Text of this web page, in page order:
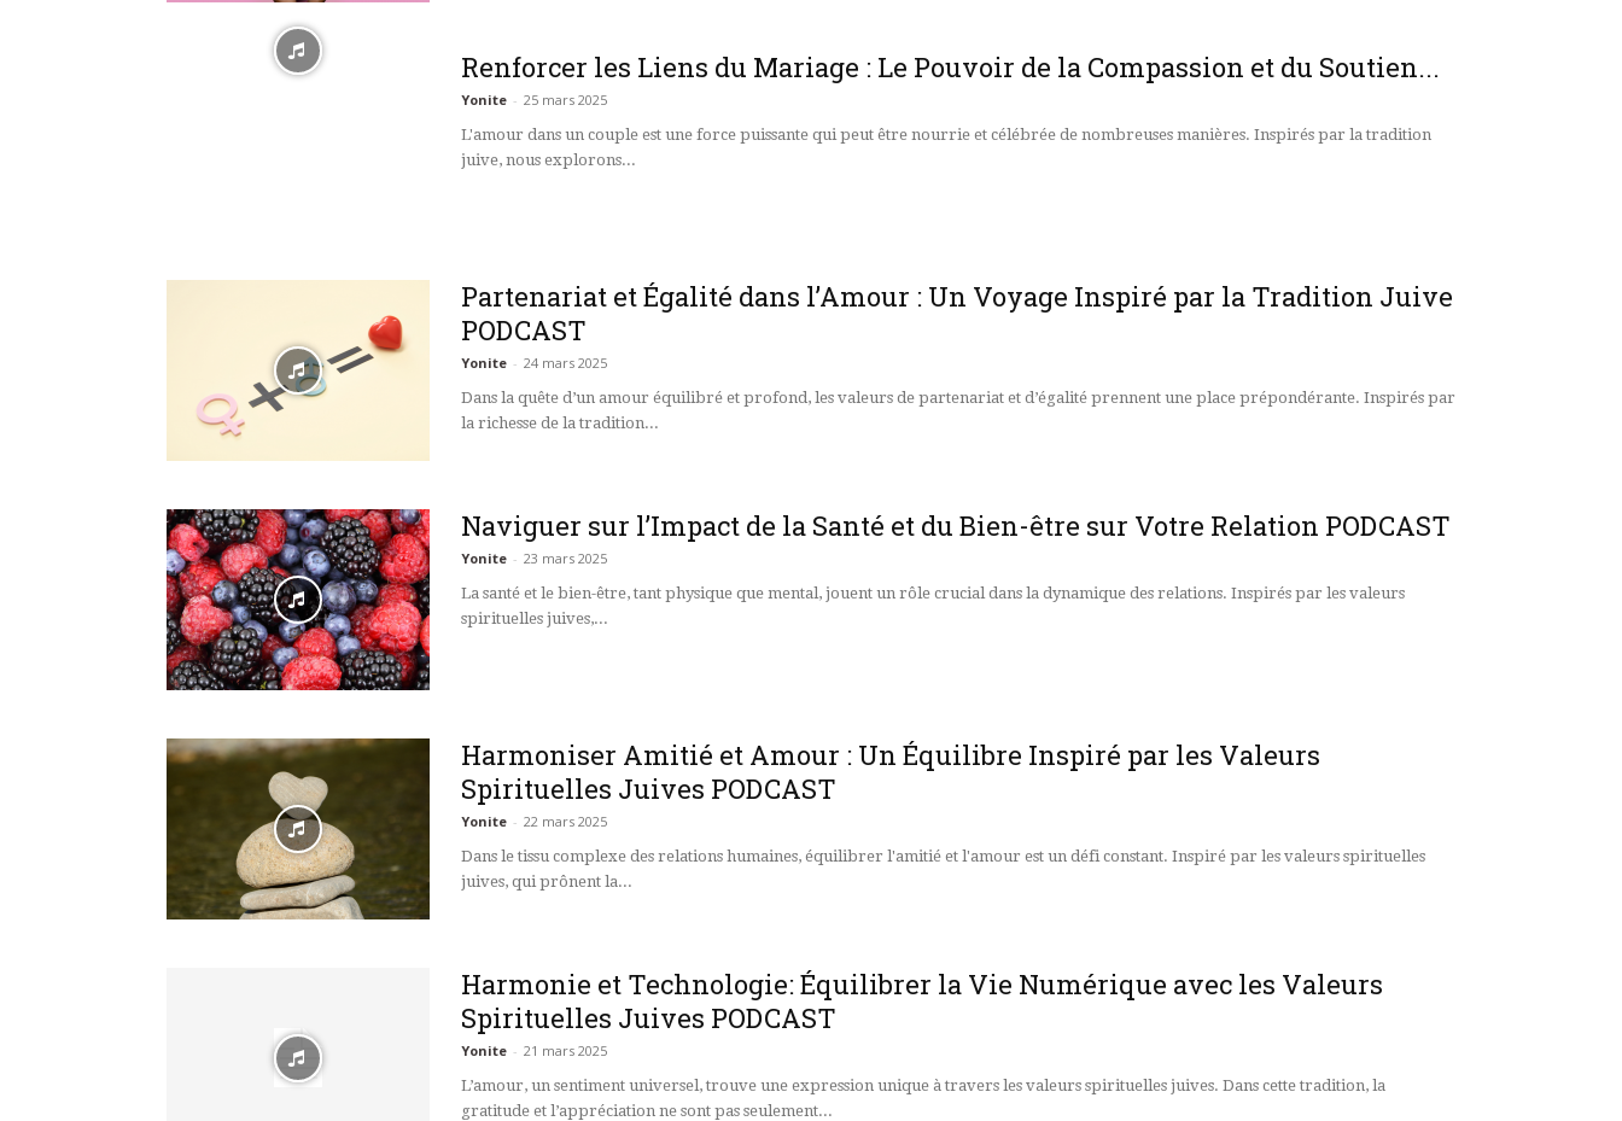
Renforcer les Liens du Mariage : Le Pouvoir de la Compassion et du Soutien...
Yonite - 25 mars 2025
L'amour dans un couple est une force puissante qui peut être nourrie et célébrée de nombreuses manières. Inspirés par la tradition
juive, nous explorons...
Partenariat et Égalité dans l’Amour : Un Voyage Inspiré par la Tradition Juive
PODCAST
Yonite - 24 mars 2025
Dans la quête d’un amour équilibré et profond, les valeurs de partenariat et d’égalité prennent une place prépondérante. Inspirés par
la richesse de la tradition...
Naviguer sur l’Impact de la Santé et du Bien-être sur Votre Relation PODCAST
Yonite - 23 mars 2025
La santé et le bien-être, tant physique que mental, jouent un rôle crucial dans la dynamique des relations. Inspirés par les valeurs
spirituelles juives,...
Harmoniser Amitié et Amour : Un Équilibre Inspiré par les Valeurs
Spirituelles Juives PODCAST
Yonite - 22 mars 2025
Dans le tissu complexe des relations humaines, équilibrer l'amitié et l'amour est un défi constant. Inspiré par les valeurs spirituelles
juives, qui prônent la...
Harmonie et Technologie: Équilibrer la Vie Numérique avec les Valeurs
Spirituelles Juives PODCAST
Yonite - 21 mars 2025
L’amour, un sentiment universel, trouve une expression unique à travers les valeurs spirituelles juives. Dans cette tradition, la
gratitude et l’appréciation ne sont pas seulement...